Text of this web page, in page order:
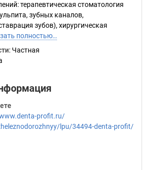
терапевтическая стоматология
зубных каналов,
зубов), хирургическая
полностью…
: Частная
profit.ru/
lpu/34494-denta-profit/